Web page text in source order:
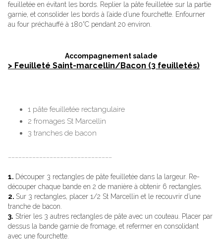
feuilletée en évitant les bords. Replier la pâte feuilletée sur la partie
garnie, et consolider les bords à l’aide d’une fourchette. Enfourner
au four préchauffé à 180°C pendant 20 environ.
Accompagnement salade
> Feuilleté Saint-marcellin/Bacon (3 feuilletés)
1 pâte feuilletée rectangulaire
2 fromages St Marcellin
3 tranches de bacon
1. Découper 3 rectangles de pâte feuilletée dans la largeur. Re-
découper chaque bande en 2 de manière à obtenir 6 rectangles.
2. Sur 3 rectangles, placer 1/2 St Marcellin et le recouvrir d’une
tranche de bacon.
3. Strier les 3 autres rectangles de pâte avec un couteau. Placer par
dessus la bande garnie de fromage, et refermer en consolidant
avec une fourchette.